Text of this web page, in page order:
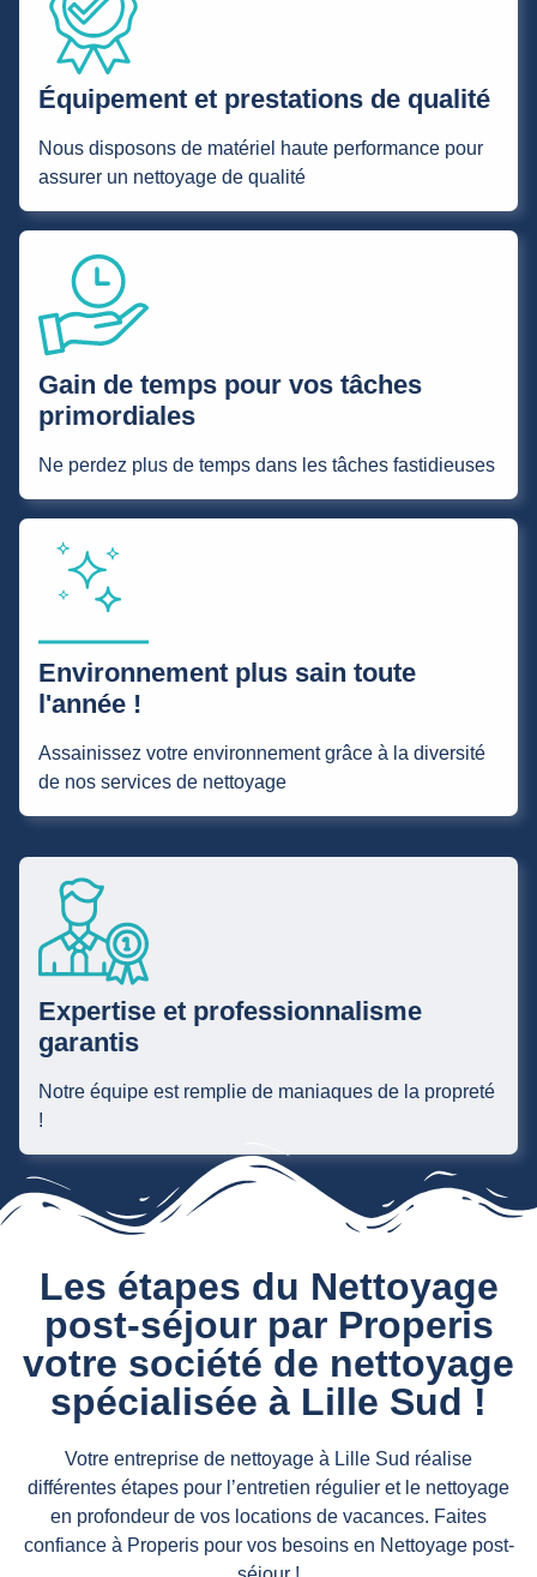
Équipement et prestations de qualité
Nous disposons de matériel haute performance pour
assurer un nettoyage de qualité
Gain de temps pour vos tâches
primordiales
Ne perdez plus de temps dans les tâches fastidieuses
Environnement plus sain toute
l'année !
Assainissez votre environnement grâce à la diversité
de nos services de nettoyage
Expertise et professionnalisme
garantis
!
Les étapes du Nettoyage
post-séjour par Properis
votre société de nettoyage
spécialisée à Lille Sud !
Votre entreprise de nettoyage à Lille Sud réalise
différentes étapes pour l’entretien régulier et le nettoyage
en profondeur de vos locations de vacances. Faites
confiance à Properis pour vos besoins en Nettoyage post-